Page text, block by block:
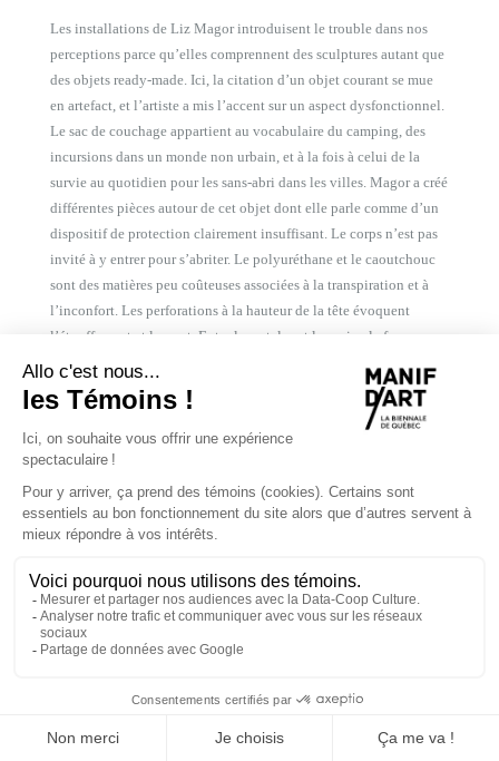
Les installations de Liz Magor introduisent le trouble dans nos
perceptions parce qu’elles comprennent des sculptures autant que
des objets ready-made. Ici, la citation d’un objet courant se mue
en artefact, et l’artiste a mis l’accent sur un aspect dysfonctionnel.
Le sac de couchage appartient au vocabulaire du camping, des
incursions dans un monde non urbain, et à la fois à celui de la
survie au quotidien pour les sans-abri dans les villes. Magor a créé
différentes pièces autour de cet objet dont elle parle comme d’un
dispositif de protection clairement insuffisant. Le corps n’est pas
invité à y entrer pour s’abriter. Le polyuréthane et le caoutchouc
sont des matières peu coûteuses associées à la transpiration et à
l’inconfort. Les perforations à la hauteur de la tête évoquent
l’étouffement et la mort. Entre le matelas et le suaire, la forme aux
proportions humaines est très inquiétante. Elle évoque un corps
plus qu’elle ne l’attend, comme un substitut indésirable. Face à
elle, nous sommes suspendus à nos interprétations plus qu’abrités
dans des identifications.
©SITE Photography
tent 1999, Caoutchouc en silicone, tissu
Tentévoque d’autant plus le corps humain qu’elle se tient debout.
La tente, une surface et un volume qui recouvrent et protègent, a
d’une protubérance à la hauteur de visage, avec une ouverture
étroite, et doublée d’un tissu. L’idée d’une respiration, de